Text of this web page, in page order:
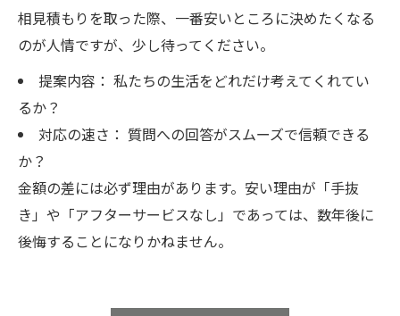
相見積もりを取った際、一番安いところに決めたくなる
のが人情ですが、少し待ってください。
提案内容： 私たちの生活をどれだけ考えてくれてい
るか？
対応の速さ： 質問への回答がスムーズで信頼できる
か？
金額の差には必ず理由があります。安い理由が「手抜
き」や「アフターサービスなし」であっては、数年後に
後悔することになりかねません。